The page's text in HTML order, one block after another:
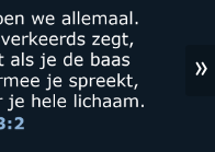
»